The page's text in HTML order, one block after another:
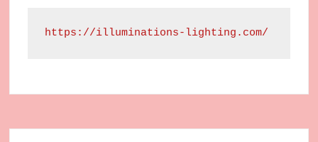
https://illuminations-lighting.com/